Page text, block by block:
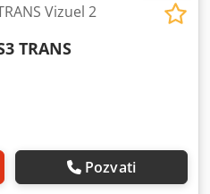
Vizuel 2
TRANS
Pozvati